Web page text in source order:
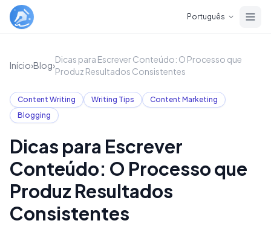
Português
Início›Blog›
Dicas para Escrever Conteúdo: O Processo que
Produz Resultados Consistentes
Content Writing Writing Tips
Content Marketing
Blogging
Dicas para Escrever
Conteúdo: O Processo que
Produz Resultados
Consistentes